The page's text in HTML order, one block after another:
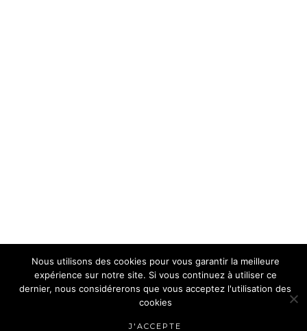
Nous utilisons des cookies pour vous garantir la meilleure
expérience sur notre site. Si vous continuez à utiliser ce
dernier, nous considérerons que vous acceptez l'utilisation des
cookies
J'ACCEPTE